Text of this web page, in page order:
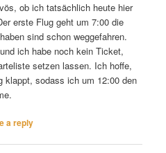
ob ich tatsächlich heute hier
erste Flug geht um 7:00 die
sind schon weggefahren.
ich habe noch kein Ticket,
setzen lassen. Ich hoffe,
klappt, sodass ich um 12:00 den
a reply